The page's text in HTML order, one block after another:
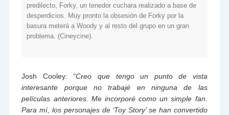
predilecto, Forky, un tenedor cuchara realizado a base de
desperdicios. Muy pronto la obsesión de Forky por la
basura meterá a Woody y al resto del grupo en un gran
problema. (Cineycine).
Josh Cooley: “Creo que tengo un punto de vista
interesante porque no trabajé en ninguna de las
películas anteriores. Me incorporé como un simple fan.
Para mí, los personajes de ‘Toy Story’ se han convertido